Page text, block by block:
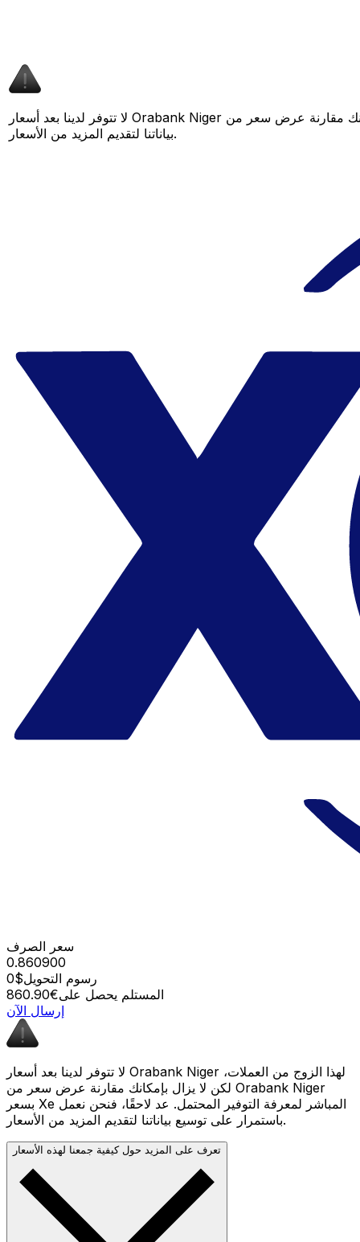
لا تتوفر لدينا بعد أسعار Orabank Niger لهذا الزوج من العملات، لكن لا يزال بإمكانك مقارنة عرض سعر من Orabank Niger بسعر Xe المباشر لمعرفة التوفير المحتمل. عد لاحقًا، فنحن نعمل باستمرار على توسيع
بياناتنا لتقديم المزيد من الأسعار.
سعر الصرف
0.860900
رسوم التحويل$0
المستلم يحصل على€860.90
إرسال الآن
لا تتوفر لدينا بعد أسعار Orabank Niger لهذا الزوج من العملات،
لكن لا يزال بإمكانك مقارنة عرض سعر من Orabank Niger
بسعر Xe المباشر لمعرفة التوفير المحتمل. عد لاحقًا، فنحن نعمل
باستمرار على توسيع بياناتنا لتقديم المزيد من الأسعار.
تعرف على المزيد حول كيفية جمعنا لهذه الأسعار